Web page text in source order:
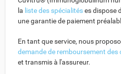
la liste des spécialitéses dispose
une garantie de paiement
En tant que service, nous
demande de remboursement des
et transmis à l'assureur.